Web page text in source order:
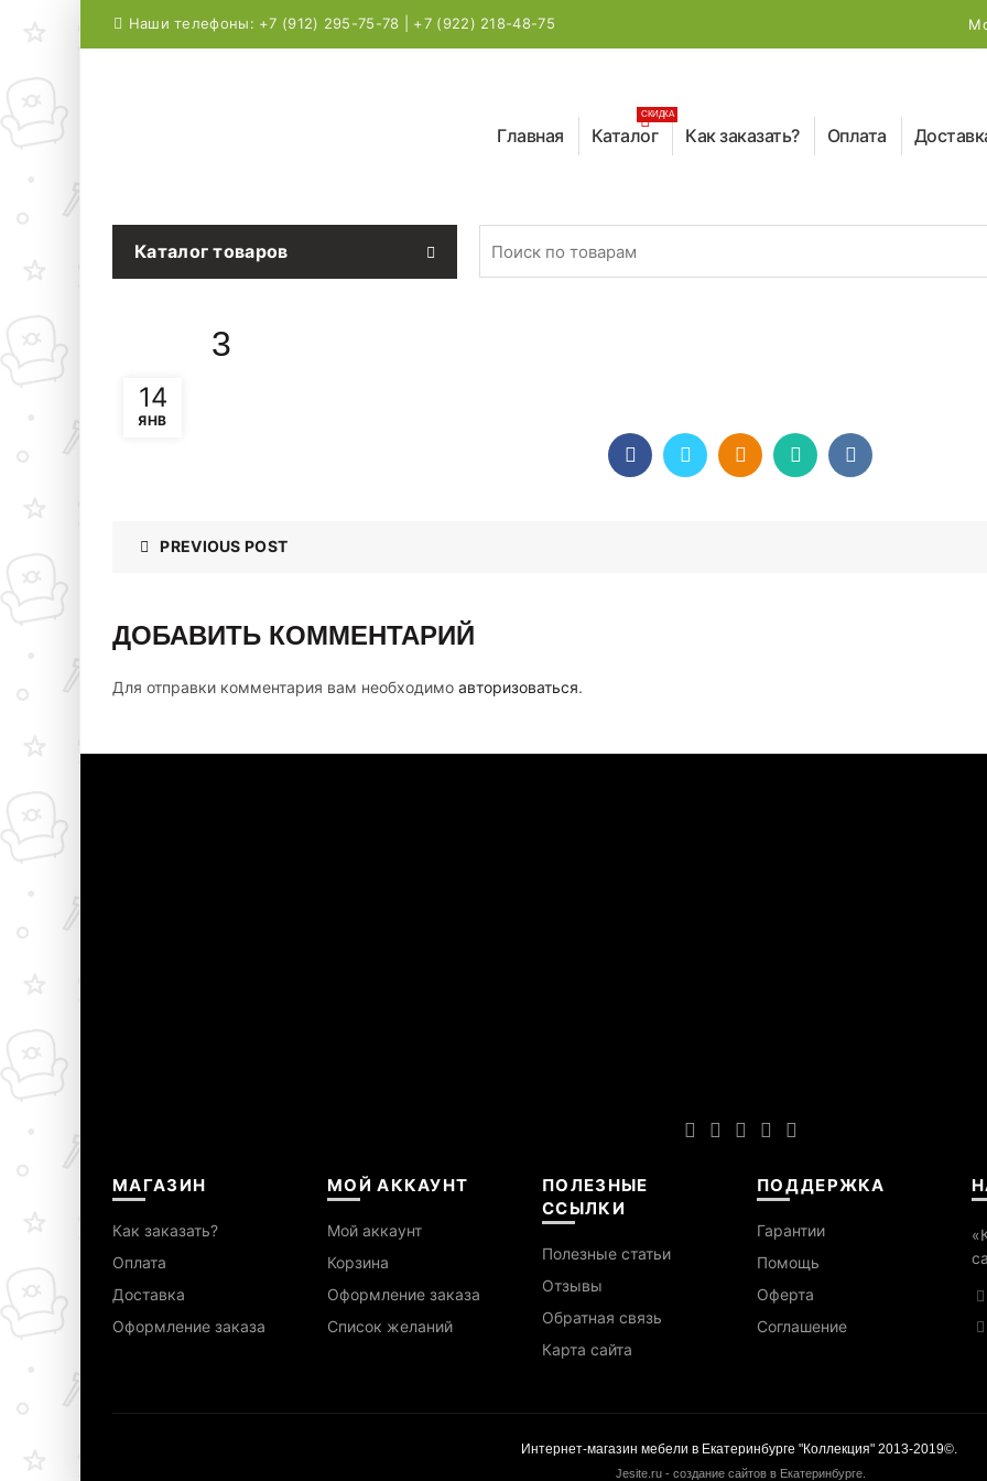
Наши телефоны: +7 (912) 295-75-78 | +7 (922) 218-48-75
Главная Каталог
СКИДКА
Как заказать? Оплата
Каталог товаров
14
ЯНВ
3
PREVIOUS POST
ДОБАВИТЬ КОММЕНТАРИЙ
Для отправки комментария вам необходимо авторизоваться.
МАГАЗИН
Как заказать?
Оплата
Доставка
Оформление заказа
МОЙ АККАУНТ
Мой аккаунт
Корзина
Оформление заказа
Список желаний
ПОЛЕЗНЫЕ
ССЫЛКИ
Полезные статьи
Отзывы
Обратная связь
Карта сайта
ПОДДЕРЖКА
Гарантии
Помощь
Оферта
Cоглашение
Интернет-магазин мебели в Екатеринбурге "Коллекция" 2013-2019©.
Jesite.ru - создание сайтов в Екатеринбурге.